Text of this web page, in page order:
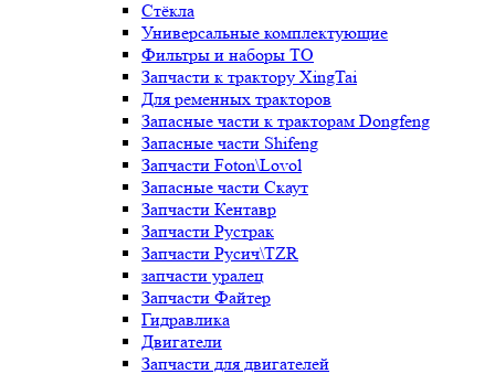
Стёкла
Универсальные комплектующие
Фильтры и наборы ТО
Запчасти к трактору XingTai
Для ременных тракторов
Запасные части к тракторам Dongfeng
Запасные части Shifeng
Запчасти Foton\Lovol
Запасные части Скаут
Запчасти Кентавр
Запчасти Рустрак
Запчасти Русич\TZR
запчасти уралец
Запчасти Файтер
Гидравлика
Двигатели
Запчасти для двигателей